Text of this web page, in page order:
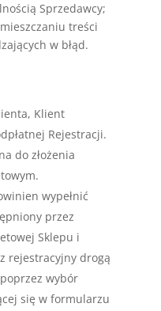
Sprzedawcy;
treści
w błąd.
Klient
Rejestracji.
do złożenia
wypełnić
przez
Sklepu i
rejestracyjny drogą
wybór
się w formularzu